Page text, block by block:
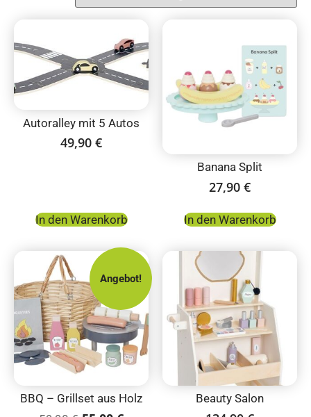
Autoralley mit 5 Autos
49,90 €
In den Warenkorb
Banana Split
27,90 €
In den Warenkorb
Angebot!
BBQ – Grillset aus Holz
Beauty Salon